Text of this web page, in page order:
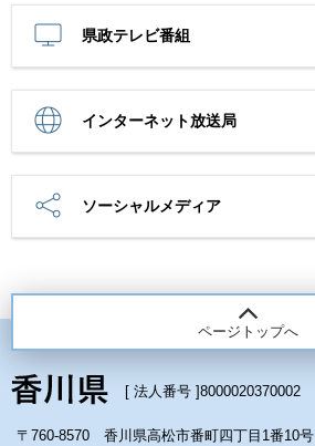
県政テレビ番組
インターネット放送局
ソーシャルメディア
ページトップへ
[ 法人番号 ]8000020370002
〒760-8570 香川県高松市番町四丁目1番10号